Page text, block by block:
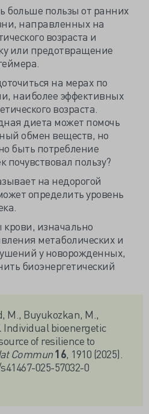
больше пользы от ранних
направленных на
возраста и
или предотвращение
на мерах по
наиболее эффективных
возраста.
диета может помочь
обмен веществ, но
быть потребление
почувствовал пользу?
на недорогой
определить уровень
изначально
метаболических и
у новорожденных,
биоэнергетический
M., Buyukozkan, M.,
Individual bioenergetic
of resilience to
Commun16, 1910 (2025).
025-57032-0